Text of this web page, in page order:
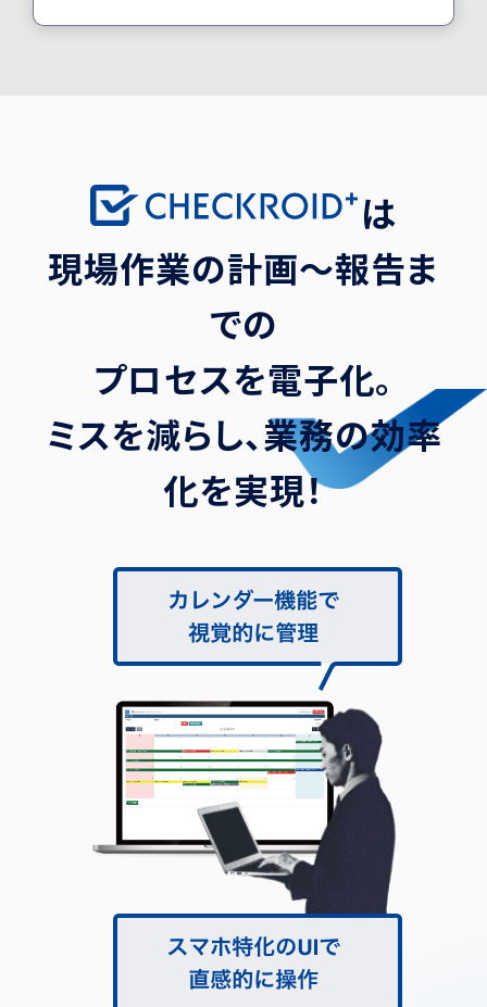
は
現場作業の計画〜報告ま
での
プロセスを電子化。
ミスを減らし、業務の効率
化を実現！